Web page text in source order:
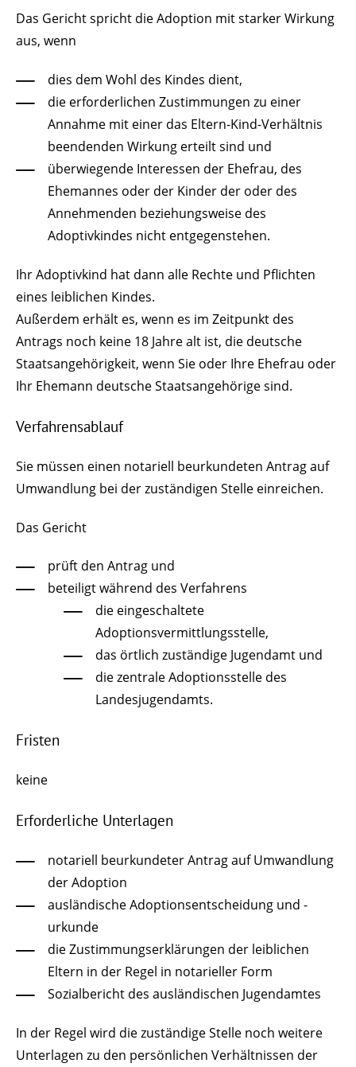
Das Gericht spricht die Adoption mit starker Wirkung
aus, wenn
dies dem Wohl des Kindes dient,
die erforderlichen Zustimmungen zu einer
Annahme mit einer das Eltern-Kind-Verhältnis
beendenden Wirkung erteilt sind und
überwiegende Interessen der Ehefrau, des
Ehemannes oder der Kinder der oder des
Annehmenden beziehungsweise des
Adoptivkindes nicht entgegenstehen.
Ihr Adoptivkind hat dann alle Rechte und Pflichten
eines leiblichen Kindes.
Außerdem erhält es, wenn es im Zeitpunkt des
Antrags noch keine 18 Jahre alt ist, die deutsche
Staatsangehörigkeit, wenn Sie oder Ihre Ehefrau oder
Ihr Ehemann deutsche Staatsangehörige sind.
Verfahrensablauf
Sie müssen einen notariell beurkundeten Antrag auf
Umwandlung bei der zuständigen Stelle einreichen.
Das Gericht
prüft den Antrag und
beteiligt während des Verfahrens
die eingeschaltete
Adoptionsvermittlungsstelle,
das örtlich zuständige Jugendamt und
die zentrale Adoptionsstelle des
Landesjugendamts.
Fristen
keine
Erforderliche Unterlagen
notariell beurkundeter Antrag auf Umwandlung
der Adoption
ausländische Adoptionsentscheidung und -
urkunde
die Zustimmungserklärungen der leiblichen
Eltern in der Regel in notarieller Form
Sozialbericht des ausländischen Jugendamtes
In der Regel wird die zuständige Stelle noch weitere
Unterlagen zu den persönlichen Verhältnissen der